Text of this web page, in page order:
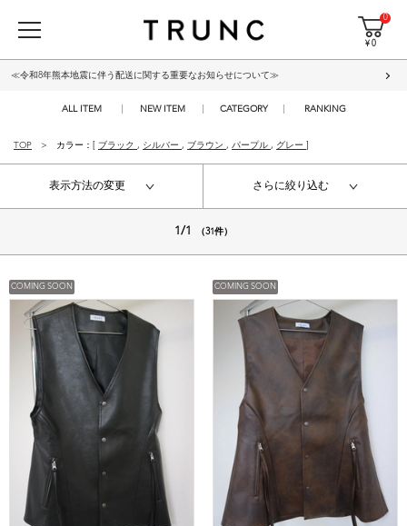
0
¥ 0
≪令和8年熊本地震に伴う配送に関する重要なお知らせについて≫
ALL ITEM NEW ITEM CATEGORY RANKING
TOP カラー：[ ブラック , シルバー , ブラウン , パープル , グレー
表示方法の変更 さらに絞り込む
1/1 （31件）
COMING SOON COMING SOON